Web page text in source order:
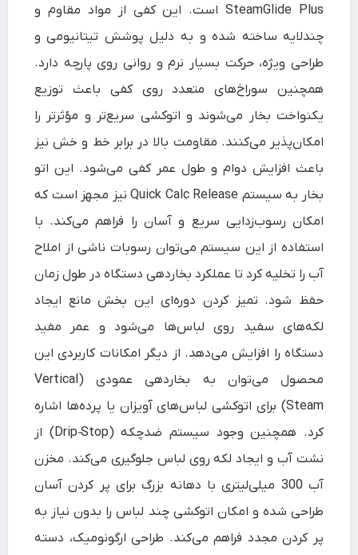
SteamGlide Plus است. این کفی از مواد مقاوم و
چندلایه ساخته شده و به دلیل پوشش تیتانیومی و
طراحی ویژه، حرکت بسیار نرم و روانی روی پارچه دارد.
همچنین سوراخ‌های متعدد روی کفی باعث توزیع
یکنواخت بخار می‌شوند و اتوکشی سریع‌تر و مؤثرتر را
امکان‌پذیر می‌کنند. مقاومت بالا در برابر خط و خش نیز
باعث افزایش دوام و طول عمر کفی می‌شود. این اتو
بخار به سیستم Quick Calc Release نیز مجهز است که
امکان رسوب‌زدایی سریع و آسان را فراهم می‌کند. با
استفاده از این سیستم می‌توان رسوبات ناشی از املاح
آب را تخلیه کرد تا عملکرد بخاردهی دستگاه در طول زمان
حفظ شود. تمیز کردن دوره‌ای این بخش مانع ایجاد
لکه‌های سفید روی لباس‌ها می‌شود و عمر مفید
دستگاه را افزایش می‌دهد. از دیگر امکانات کاربردی این
محصول می‌توان به بخاردهی عمودی (Vertical
Steam) برای اتوکشی لباس‌های آویزان یا پرده‌ها اشاره
کرد. همچنین وجود سیستم ضدچکه (Drip‑Stop) از
نشت آب و ایجاد لکه روی لباس جلوگیری می‌کند. مخزن
آب 300 میلی‌لیتری با دهانه بزرگ برای پر کردن آسان
طراحی شده و امکان اتوکشی چند لباس را بدون نیاز به
پر کردن مجدد فراهم می‌کند. طراحی ارگونومیک، دسته